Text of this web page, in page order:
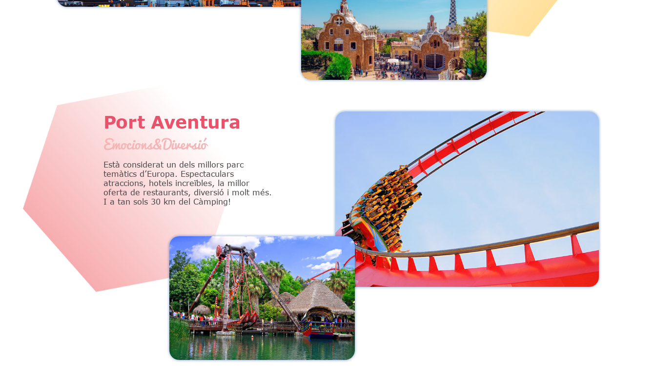
Port Aventura
Emocions&Diversió
Està considerat un dels millors parc
temàtics d’Europa. Espectaculars
atraccions, hotels increïbles, la millor
oferta de restaurants, diversió i molt més.
I a tan sols 30 km del Càmping!